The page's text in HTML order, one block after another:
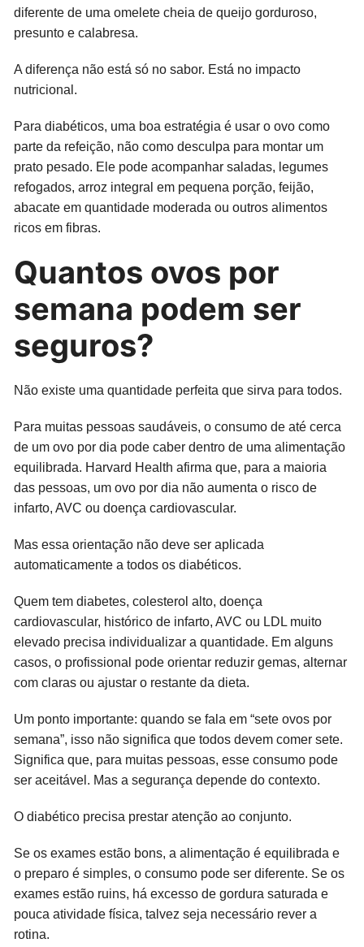
diferente de uma omelete cheia de queijo gorduroso,
presunto e calabresa.
A diferença não está só no sabor. Está no impacto
nutricional.
Para diabéticos, uma boa estratégia é usar o ovo como
parte da refeição, não como desculpa para montar um
prato pesado. Ele pode acompanhar saladas, legumes
refogados, arroz integral em pequena porção, feijão,
abacate em quantidade moderada ou outros alimentos
ricos em fibras.
Quantos ovos por
semana podem ser
seguros?
Não existe uma quantidade perfeita que sirva para todos.
Para muitas pessoas saudáveis, o consumo de até cerca
de um ovo por dia pode caber dentro de uma alimentação
equilibrada. Harvard Health afirma que, para a maioria
das pessoas, um ovo por dia não aumenta o risco de
infarto, AVC ou doença cardiovascular.
Mas essa orientação não deve ser aplicada
automaticamente a todos os diabéticos.
Quem tem diabetes, colesterol alto, doença
cardiovascular, histórico de infarto, AVC ou LDL muito
elevado precisa individualizar a quantidade. Em alguns
casos, o profissional pode orientar reduzir gemas, alternar
com claras ou ajustar o restante da dieta.
Um ponto importante: quando se fala em “sete ovos por
semana”, isso não significa que todos devem comer sete.
Significa que, para muitas pessoas, esse consumo pode
ser aceitável. Mas a segurança depende do contexto.
O diabético precisa prestar atenção ao conjunto.
Se os exames estão bons, a alimentação é equilibrada e
o preparo é simples, o consumo pode ser diferente. Se os
exames estão ruins, há excesso de gordura saturada e
pouca atividade física, talvez seja necessário rever a
rotina.